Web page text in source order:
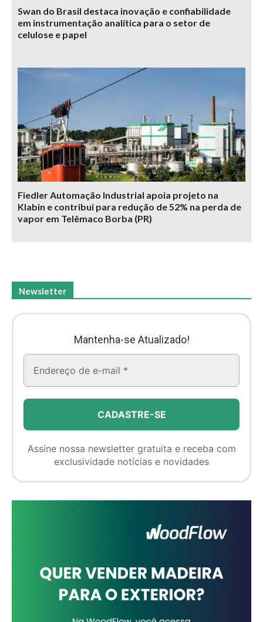
Swan do Brasil destaca inovação e confiabilidade
em instrumentação analítica para o setor de
celulose e papel
Fiedler Automação Industrial apoia projeto na
Klabin e contribui para redução de 52% na perda de
vapor em Telêmaco Borba (PR)
Newsletter
Mantenha-se Atualizado!
Assine nossa newsletter gratuita e receba com
exclusividade notícias e novidades